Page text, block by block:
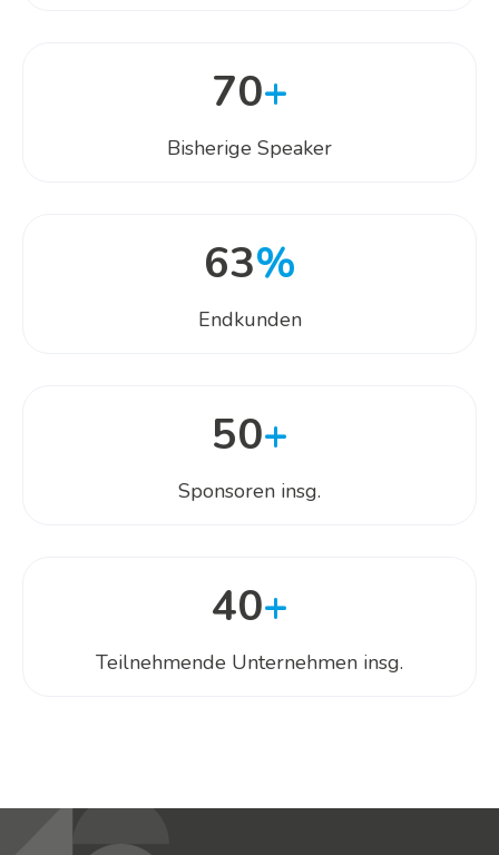
70+
Bisherige Speaker
63%
Endkunden
50+
Sponsoren insg.
40+
Teilnehmende Unternehmen insg.